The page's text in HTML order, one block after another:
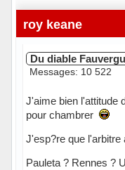
roy keane
Du diable
Messages: 10 522
J'aime bien l'attitude
pour chambrer
J'esp?re que l'arbitre
Pauleta ? Rennes ?